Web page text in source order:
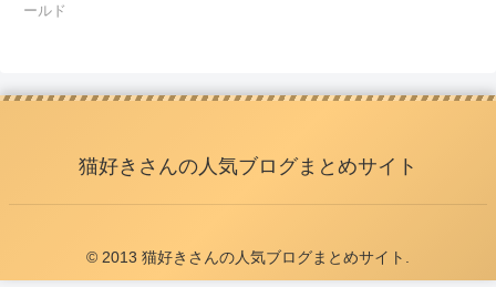
ールド
猫好きさんの人気ブログまとめサイト
© 2013 猫好きさんの人気ブログまとめサイト.